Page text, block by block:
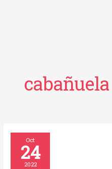
cabañuela
Oct
24
2022
Cabañuela